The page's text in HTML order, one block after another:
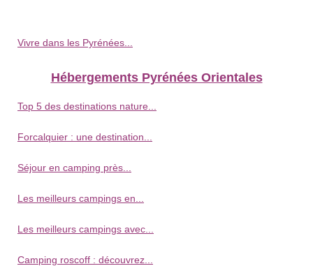
Vivre dans les Pyrénées...
Hébergements Pyrénées Orientales
Top 5 des destinations nature...
Forcalquier : une destination...
Séjour en camping près...
Les meilleurs campings en...
Les meilleurs campings avec...
Camping roscoff : découvrez...